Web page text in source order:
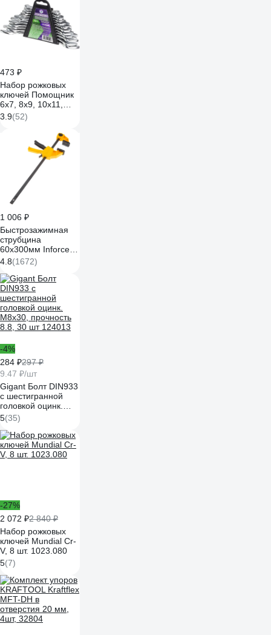
473 ₽
Набор рожковых
ключей Помощник
6x7, 8x9, 10x11,
12x13, 14x15,
16x17, 18x19,
24x27, 25x28,
30x32 мм, 12
предметов
5122MP(57309)
3.9(52)
1 006 ₽
Быстрозажимная
струбцина
60х300мм Inforce
06-03-34
4.8(1672)
-4%
284 ₽297 ₽
9.47 ₽/шт
Gigant Болт DIN933
с шестигранной
головкой оцинк.
М8x30, прочность
8.8, 30 шт 124013
5(35)
-27%
2 072 ₽2 840 ₽
Набор рожковых
ключей Mundial Cr-
V, 8 шт. 1023.080
5(7)